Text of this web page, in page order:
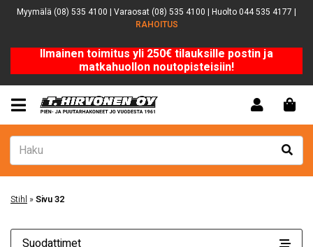
Myymälä (08) 535 4100 | Varaosat (08) 535 4100 | Huolto 044 535 4177 |
RAHOITUS
Ilmainen toimitus yli 250€ tilauksille postin ja
matkahuollon noutopisteisiin!
Stihl »Sivu 32
Suodattimet